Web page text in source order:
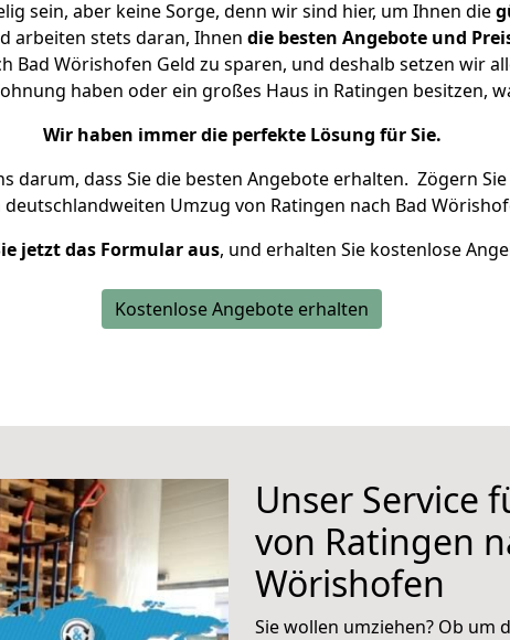
sein, aber keine Sorge, denn wir sind hier, um Ihnen die
arbeiten stets daran, Ihnen die besten Angebote und
Bad Wörishofen Geld zu sparen, und deshalb setzen wir
haben oder ein großes Haus in Ratingen besitzen,
Wir haben immer die perfekte Lösung für Sie.
darum, dass Sie die besten Angebote erhalten. Zögern
Umzug von Ratingen nach Bad
jetzt das Formular aus, und erhalten Sie kostenlose
Kostenlose Angebote erhalten
Unser Service
von Ratingen
Wörishofen
Sie wollen umziehen? Ob um